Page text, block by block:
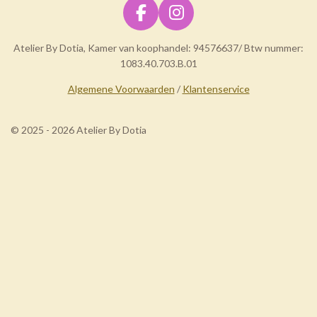
F
c
e
b
k
I
s
t
a
Atelier By Dotia, Kamer van koophandel: 94576637/ Btw nummer:
1083.40.703.B.01
Algemene Voorwaarden / Klantenservice
© 2025 - 2026 Atelier By Dotia